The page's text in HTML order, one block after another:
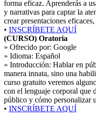
forma eficaz. Aprenderás a
y narrativas para captar la
crear presentaciones
• INSCRÍBETE AQUÍ
(CURSO) Oratoria
» Ofrecido por: Google
» Idioma: Español
» Introducción: Hablar en
manera innata, sino una
curso gratuito veremos
con el lenguaje corporal que
público y cómo personalizar
• INSCRÍBETE AQUÍ